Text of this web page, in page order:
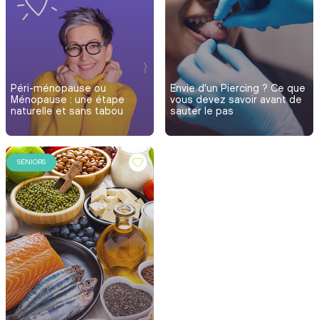
Péri-ménopause ou
Ménopause : une étape
naturelle et sans tabou
Envie d'un Piercing ? Ce que
vous devez savoir avant de
sauter le pas
SÉNIORS